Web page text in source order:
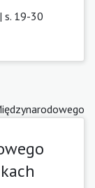
| s. 19-30